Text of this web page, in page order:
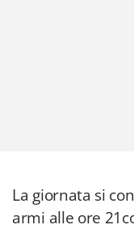
La giornata si
armi alle ore